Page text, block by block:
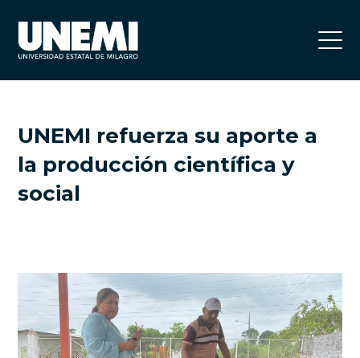
UNEMI refuerza su aporte a
la producción científica y
social